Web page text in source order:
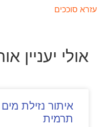
עזרא סוככים
אולי יעניין
איתור נזילת
תרמית